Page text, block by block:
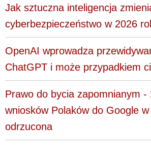
Jak sztuczna inteligencja
cyberbezpieczeństwo w 2026
OpenAI wprowadza
ChatGPT i może przypadkiem
Prawo do bycia zapomnianym -
wniosków Polaków do Google w
odrzucona